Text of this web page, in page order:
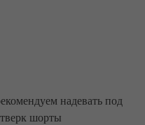
надевать под
шорты